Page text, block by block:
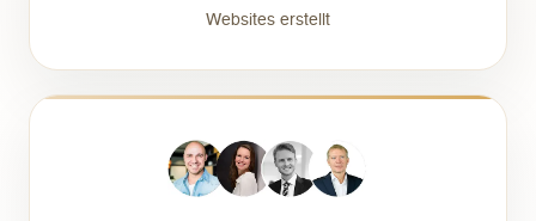
Websites erstellt